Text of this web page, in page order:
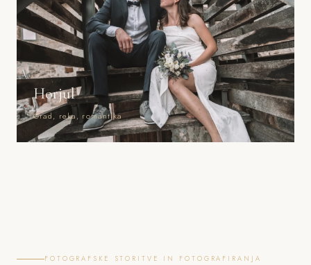
Horjul
Grad, reka, romantika
FOTOGRAFSKE STORITVE IN FOTOGRAFIRANJA